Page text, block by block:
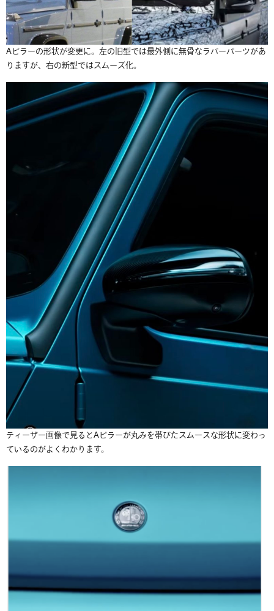
Aピラーの形状が変更に。左の旧型では最外側に無骨なラバーパーツがあ
りますが、右の新型ではスムーズ化。
ティーザー画像で見るとAピラーが丸みを帯びたスムースな形状に変わっ
ているのがよくわかります。